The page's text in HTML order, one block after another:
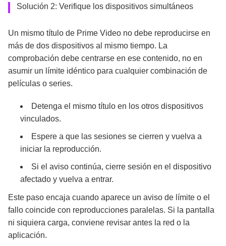
Solución 2: Verifique los dispositivos simultáneos
Un mismo título de Prime Video no debe reproducirse en
más de dos dispositivos al mismo tiempo. La
comprobación debe centrarse en ese contenido, no en
asumir un límite idéntico para cualquier combinación de
películas o series.
Detenga el mismo título en los otros dispositivos
vinculados.
Espere a que las sesiones se cierren y vuelva a
iniciar la reproducción.
Si el aviso continúa, cierre sesión en el dispositivo
afectado y vuelva a entrar.
Este paso encaja cuando aparece un aviso de límite o el
fallo coincide con reproducciones paralelas. Si la pantalla
ni siquiera carga, conviene revisar antes la red o la
aplicación.